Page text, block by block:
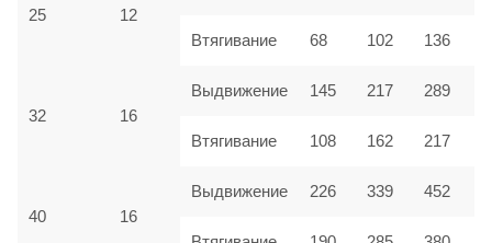
25 12
Втягивание 68 102 136
32 16
Выдвижение 145 217 289
Втягивание 108 162 217
40 16
Выдвижение 226 339 452